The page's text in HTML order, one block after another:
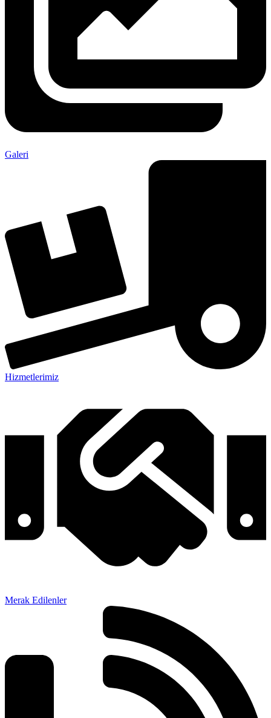
Galeri
Hizmetlerimiz
Merak Edilenler